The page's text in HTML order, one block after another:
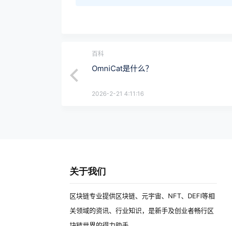
百科
OmniCat是什么？
2026-2-21 4:11:16
关于我们
区块链专业提供区块链、元宇宙、NFT、DEFI等相
关领域的资讯、行业知识，是新手及创业者畅行区